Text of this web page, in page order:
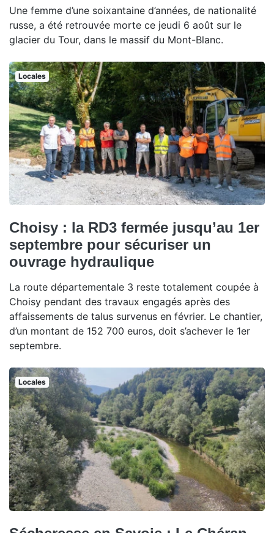
Une femme d’une soixantaine d’années, de nationalité
russe, a été retrouvée morte ce jeudi 6 août sur le
glacier du Tour, dans le massif du Mont-Blanc.
Locales
Choisy : la RD3 fermée jusqu’au 1er
septembre pour sécuriser un
ouvrage hydraulique
La route départementale 3 reste totalement coupée à
Choisy pendant des travaux engagés après des
affaissements de talus survenus en février. Le chantier,
d’un montant de 152 700 euros, doit s’achever le 1er
septembre.
Locales